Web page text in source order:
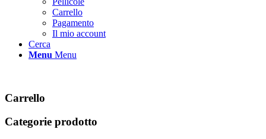
Carrello
Pagamento
Il mio account
Cerca
Menu Menu
Carrello
Categorie prodotto